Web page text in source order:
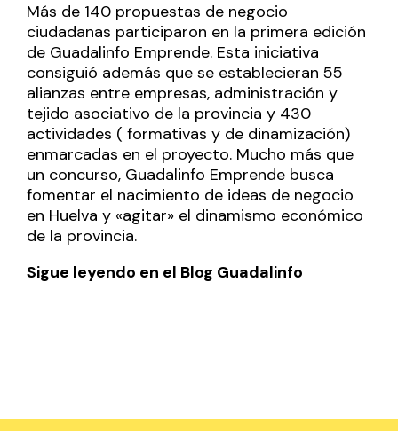
Más de 140 propuestas de negocio
ciudadanas participaron en la primera edición
de Guadalinfo Emprende. Esta iniciativa
consiguió además que se establecieran 55
alianzas entre empresas, administración y
tejido asociativo de la provincia y 430
actividades ( formativas y de dinamización)
enmarcadas en el proyecto. Mucho más que
un concurso, Guadalinfo Emprende busca
fomentar el nacimiento de ideas de negocio
en Huelva y «agitar» el dinamismo económico
de la provincia.
Sigue leyendo en el Blog Guadalinfo